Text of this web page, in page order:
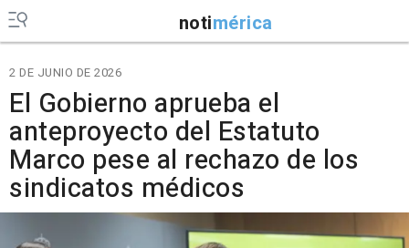
notimérica
2 DE JUNIO DE 2026
El Gobierno aprueba el
anteproyecto del Estatuto
Marco pese al rechazo de los
sindicatos médicos